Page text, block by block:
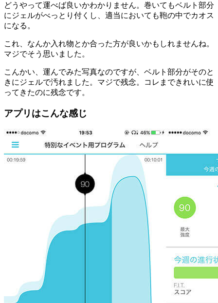
どうやって運べば良いかわかりません。巻いてもベルト部分
にジェルがべっとり付くし、適当においても鞄の中でカオス
になる。
これ、なんか入れ物とか合った方が良いかもしれませんね。
マジでそう思いました。
こんかい、運んでみた写真なのですが、ベルト部分がそのと
きにジェルで汚れました。マジで残念。コレまできれいに使
ってきたのに残念です。
アプリはこんな感じ